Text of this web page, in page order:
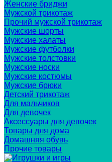
Женские бриджи
Мужской трикотаж
Прочий мужской трикотаж
Мужские шорты
Мужские халаты
Мужские футболки
Мужские толстовки
Мужские носки
Мужские костюмы
Мужские брюки
Детский трикотаж
Для мальчиков
Для девочек
Аксессуары для девочек
Товары для дома
Домашняя обувь
Прочие товары